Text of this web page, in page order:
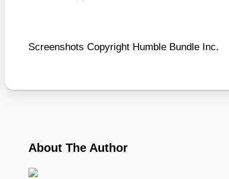
Screen­shots Copy­right Hum­ble Bund­le Inc.
About The Author